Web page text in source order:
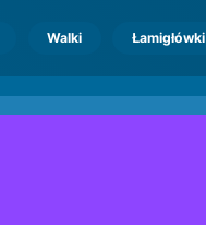
Walki Łamigłówki